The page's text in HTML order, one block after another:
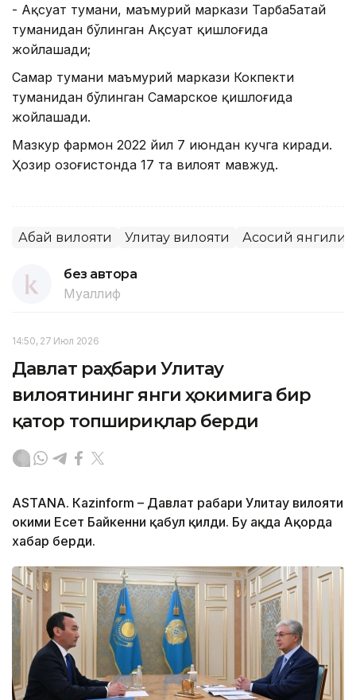
- Ақсуат тумани, маъмурий маркази Тарба5атай
туманидан бўлинган Ақсуат қишлоғида
жойлашади;
Самар тумани маъмурий маркази Кокпекти
туманидан бўлинган Самарское қишлоғида
жойлашади.
Мазкур фармон 2022 йил 7 июндан кучга киради.
Ҳозир Қозоғистонда 17 та вилоят мавжуд.
Абай вилояти Улитау вилояти Асосий янгилик
без автора
Муаллиф
14:50, 27 Июл 2026
Давлат раҳбари Улитау
вилоятининг янги ҳокимига бир
қатор топшириқлар берди
ASTANА. Кazinform – Давлат раҳбари Улитау вилояти
ҳокими Есет Байкенни қабул қилди. Бу ҳақда Ақорда
хабар берди.